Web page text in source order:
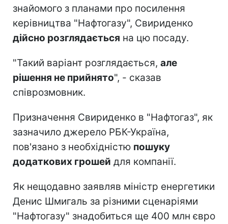
знайомого з планами про посилення
керівництва "Нафтогазу", Свириденко
дійсно розглядається на цю посаду.
"Такий варіант розглядається, але
рішення не прийнято", - сказав
співрозмовник.
Призначення Свириденко в "Нафтогаз", як
зазначило джерело РБК-Україна,
пов'язано з необхідністю пошуку
додаткових грошей для компанії.
Як нещодавно заявляв міністр енергетики
Денис Шмигаль за різними сценаріями
"Нафтогазу" знадобиться ще 400 млн євро